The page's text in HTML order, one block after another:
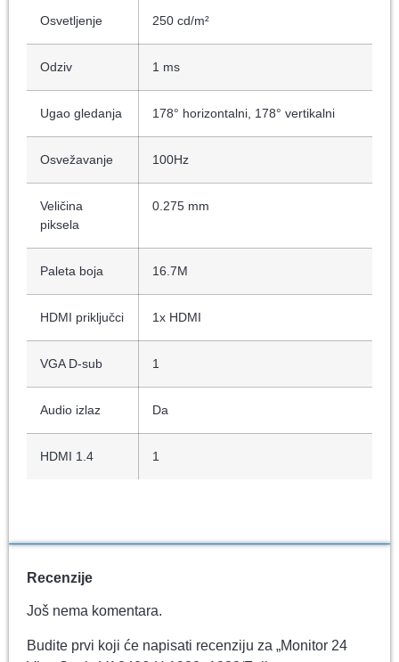
Osvetljenje 250 cd/m²
Odziv 1 ms
Ugao gledanja 178° horizontalni, 178° vertikalni
Osvežavanje 100Hz
Veličina
piksela
0.275 mm
Paleta boja 16.7M
HDMI priključci 1x HDMI
VGA D-sub 1
Audio izlaz Da
HDMI 1.4 1
Recenzije
Još nema komentara.
Budite prvi koji će napisati recenziju za „Monitor 24